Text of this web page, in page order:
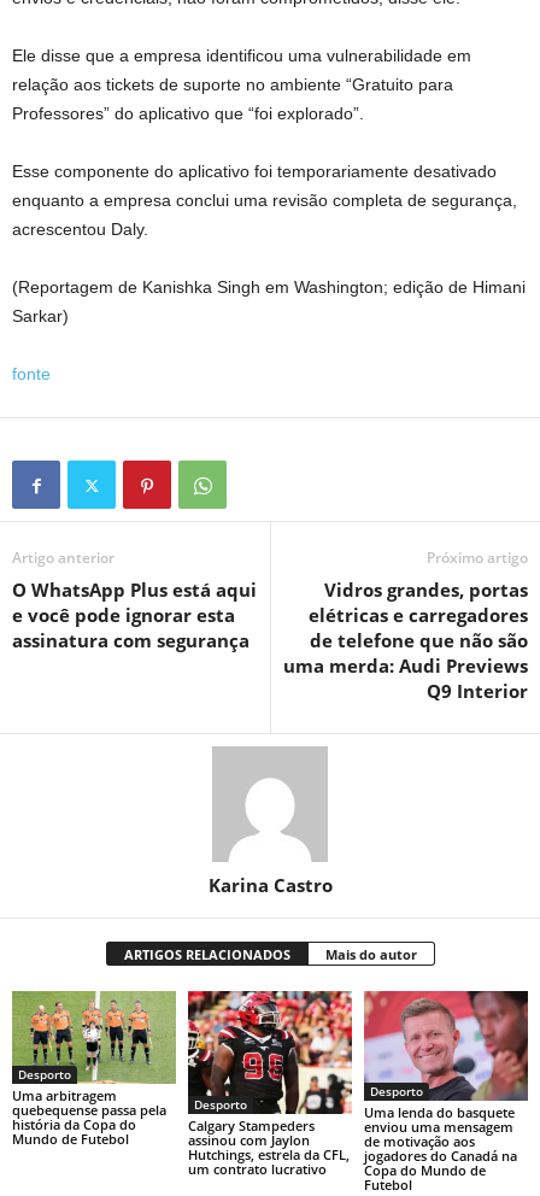
Ele disse que a empresa identificou uma vulnerabilidade em
relação aos tickets de suporte no ambiente “Gratuito para
Professores” do aplicativo que “foi explorado”.
Esse componente do aplicativo foi temporariamente desativado
enquanto a empresa conclui uma revisão completa de segurança,
acrescentou Daly.
(Reportagem de Kanishka Singh em Washington; edição de Himani
Sarkar)
fonte
Artigo anterior
O WhatsApp Plus está aqui
e você pode ignorar esta
assinatura com segurança
Próximo artigo
Vidros grandes, portas
elétricas e carregadores
de telefone que não são
uma merda: Audi Previews
Q9 Interior
Karina Castro
ARTIGOS RELACIONADOS Mais do autor
Desporto
Uma arbitragem
quebequense passa pela
história da Copa do
Mundo de Futebol
Desporto
Calgary Stampeders
assinou com Jaylon
Hutchings, estrela da CFL,
um contrato lucrativo
Desporto
Uma lenda do basquete
enviou uma mensagem
de motivação aos
jogadores do Canadá na
Copa do Mundo de
Futebol